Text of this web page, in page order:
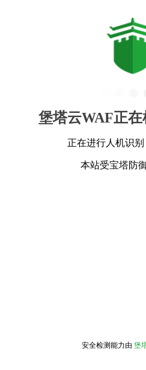
堡塔云WAF正在
正在进行人机识
本站受宝塔防
安全检测能力由 堡